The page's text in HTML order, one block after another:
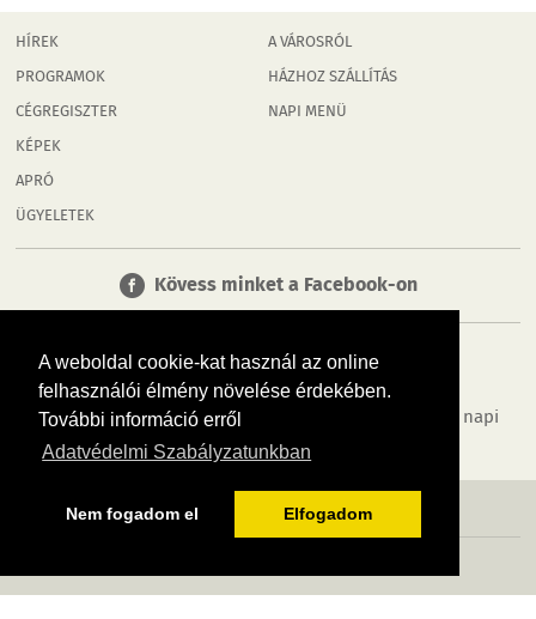
A weboldal cookie-kat használ az online
felhasználói élmény növelése érdekében.
További információ erről
Adatvédelmi Szabályzatunkban
Nem fogadom el Elfogadom
HÍREK
PROGRAMOK
CÉGREGISZTER
KÉPEK
APRÓ
ÜGYELETEK
A VÁROSRÓL
HÁZHOZ SZÁLLÍTÁS
NAPI MENÜ
Kövess minket a Facebook-on
Tudj meg többet városodról! Hírek, programok, képek, napi
menü, cégek…. és minden, ami Rábaköz
MÉDIAAJÁNLÓ ADATVÉDELEM IMPRESSZUM RÓLUNK